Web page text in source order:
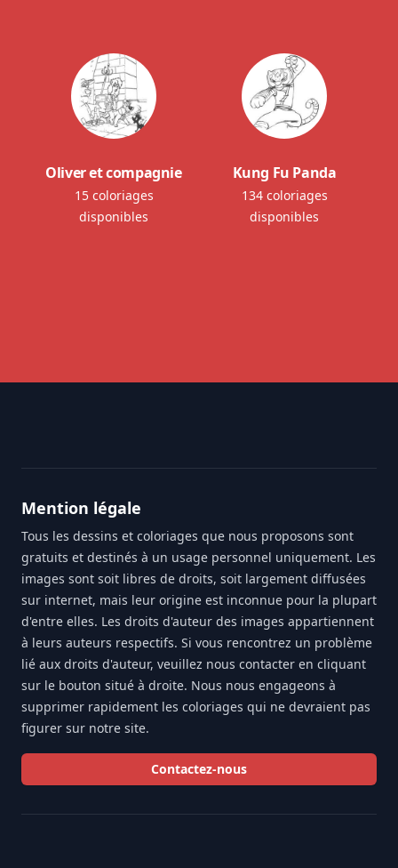
Oliver et compagnie
15 coloriages
disponibles
Kung Fu Panda
134 coloriages
disponibles
Mention légale
Tous les dessins et coloriages que nous proposons sont
gratuits et destinés à un usage personnel uniquement. Les
images sont soit libres de droits, soit largement diffusées
sur internet, mais leur origine est inconnue pour la plupart
d'entre elles. Les droits d'auteur des images appartiennent
à leurs auteurs respectifs. Si vous rencontrez un problème
lié aux droits d'auteur, veuillez nous contacter en cliquant
sur le bouton situé à droite. Nous nous engageons à
supprimer rapidement les coloriages qui ne devraient pas
figurer sur notre site.
Contactez-nous